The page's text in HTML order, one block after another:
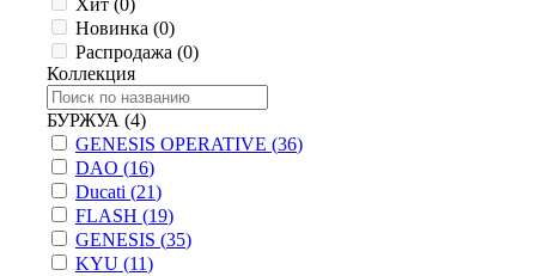
Хит (0)
Новинка (0)
Распродажа (0)
Коллекция
БУРЖУА (4)
GENESIS OPERATIVE (36)
DAO (16)
Ducati (21)
FLASH (19)
GENESIS (35)
KYU (11)